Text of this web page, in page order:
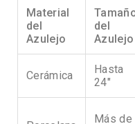
Material
del
Azulejo
del
Azulejo
Cerámica
Hasta
24″
Más de